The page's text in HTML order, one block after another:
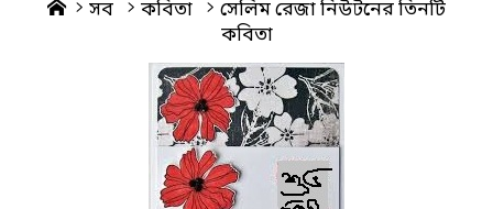
Home
সব কবিতা
সেলিম রেজা নিউটনের তিনটি
কবিতা